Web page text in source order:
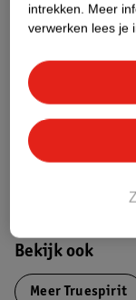
Bekijk ook
MeerTruespirit
intrekken. Meer
verwerken lees je